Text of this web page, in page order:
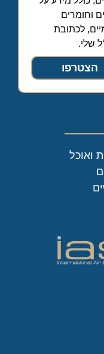
וחומרים
לכתובת
שלי.
הצטרפו
ואוכל